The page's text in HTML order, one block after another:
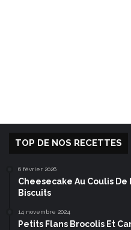
TOP DE NOS RECETTES
6 février 2026
Cheesecake Au Coulis De
Biscuits
14 novembre 2024
Petits Flans Brocolis Et